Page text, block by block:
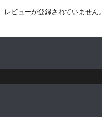
レビューが登録されていません。